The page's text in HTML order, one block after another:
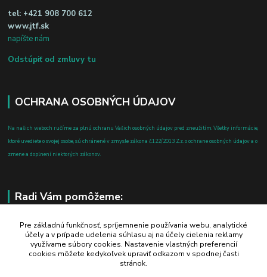
tel: +421 908 700 612
www.jtf.sk
napíšte nám
Odstúpiť od zmluvy tu
OCHRANA OSOBNÝCH ÚDAJOV
Na našich weboch ručíme za plnú ochranu Vašich osobných údajov pred zneužitím. Všetky informácie,
ktoré uvediete o svojej osobe, sú chránené v zmysle zákona č.122/2013 Z.z. o ochrane osobných údajov a o
zmene a doplnení niektorých zákonov.
Radi Vám pomôžeme:
+421 908 700 612
po-pia: 8.00 - 16.00
business@jtf.sk
Pre základnú funkčnosť, spríjemnenie používania webu, analytické
účely a v prípade udelenia súhlasu aj na účely cielenia reklamy
využívame súbory cookies. Nastavenie vlastných preferencií
cookies môžete kedykoľvek upraviť odkazom v spodnej časti
stránok.